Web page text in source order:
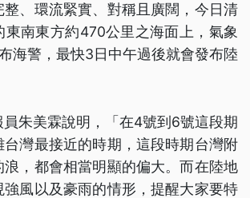
、環流緊實、對稱且廣闊，今日清
東南東方約470公里之海面上，氣象
海警，最快3日中午過後就會發布陸
朱美霖說明，「在4號到6號這段期
台灣最接近的時期，這段時期台灣附
，都會相當明顯的偏大。而在陸地
強風以及豪雨的情形，提醒大家要特